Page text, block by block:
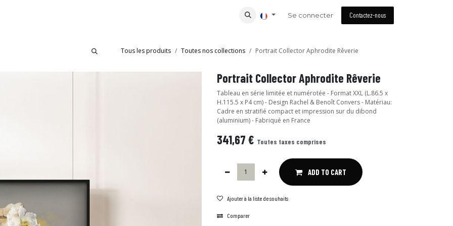
Se connecter Contactez-nous
Tous les produits Toutes nos collections Portrait Collector Aphrodite Rêverie
Portrait Collector Aphrodite Rêverie
Tableau en série limitée et numérotée - Format XXL (L.86.5 x
H.115.5 x P4 cm) - Design Rachel & Benoît Convers - Matériau:
Cadre en stratifié compact et impression sur du dibond
(aluminium) - Fabriqué en France
341,67 € Toutes taxes comprises
ADD TO CART
Ajouter à la liste de souhaits
Comparer